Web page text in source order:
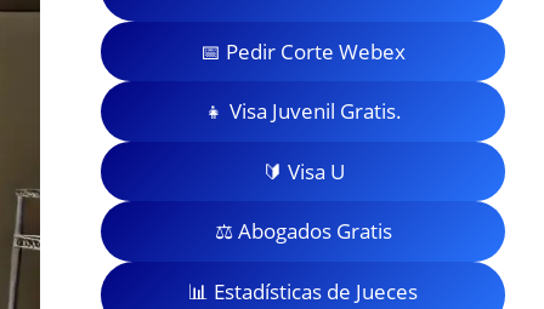
📅 Pedir Corte Webex
👧 Visa Juvenil Gratis.
🔰 Visa U
⚖️ Abogados Gratis
📊 Estadísticas de Jueces